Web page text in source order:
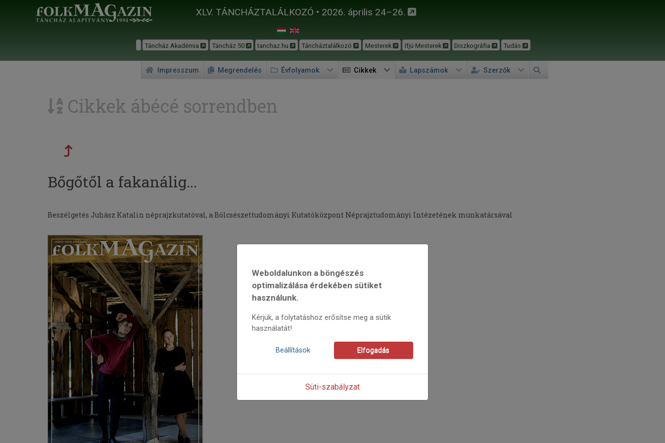
XLV. TÁNCHÁZTALÁLKOZÓ • 2026. április 24–26.
Táncház Akadémia Táncház 50 tanchaz.hu Táncháztalálkozó Mesterek Ifjú Mesterek Diszkográfia Tudás
Impresszum Megrendelés Évfolyamok Cikkek Lapszámok Szerzők
Cikkek ábécé sorrendben
Bőgőtől a fakanálig...
Beszélgetés Juhász Katalin néprajzkutatóval, a Bölcsészettudományi Kutatóközpont Néprajztudományi Intézetének munkatársával
Grozdits Károly
Kezdőoldal: 07
=>
Weboldalunkon a böngészés
optimalizálása érdekében sütiket
használunk.
Kérjük, a folytatáshoz erősítse meg a sütik
használatát!
Beállítások Elfogadás
Süti-szabályzat